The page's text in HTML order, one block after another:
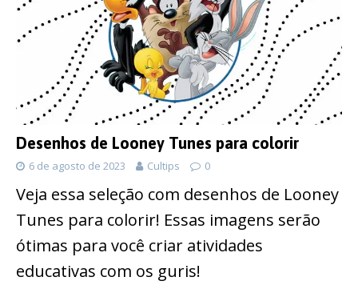
Desenhos de Looney Tunes para colorir
6 de agosto de 2023 Cultips 0
Veja essa seleção com desenhos de Looney
Tunes para colorir! Essas imagens serão
ótimas para você criar atividades
educativas com os guris!